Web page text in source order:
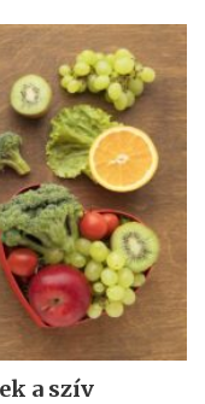
a szív